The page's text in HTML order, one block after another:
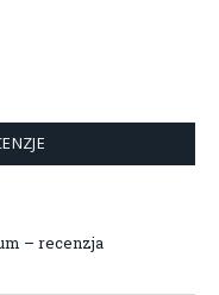
– recenzja